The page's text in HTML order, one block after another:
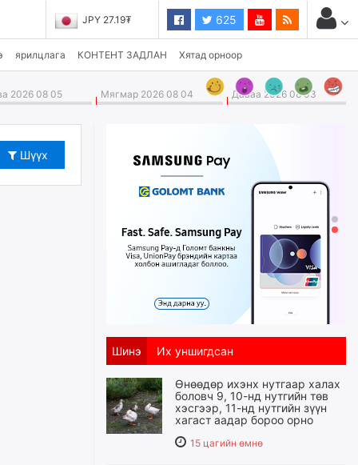
JPY 27.19₮ 625
ярилцлага КОНТЕНТ ЗАДЛАН Хятад орноор
2026 08 05 Мягмар 2026 08 04 Даваа 2026 08 03
Шүүх
Шинэ Их уншигдсан
Өнөөдөр ихэнх нутгаар халах
боловч 9, 10-нд нутгийн төв
хэсгээр, 11-нд нутгийн зүүн
хагаст аадар бороо орно
15 цагийн өмнө